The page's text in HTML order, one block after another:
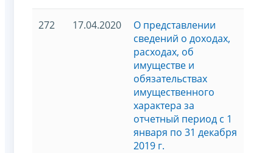
272 17.04.2020
О представлении
сведений о доходах,
расходах, об
имуществе и
обязательствах
имущественного
характера за
отчетный период с 1
января по 31 декабря
2019 г.